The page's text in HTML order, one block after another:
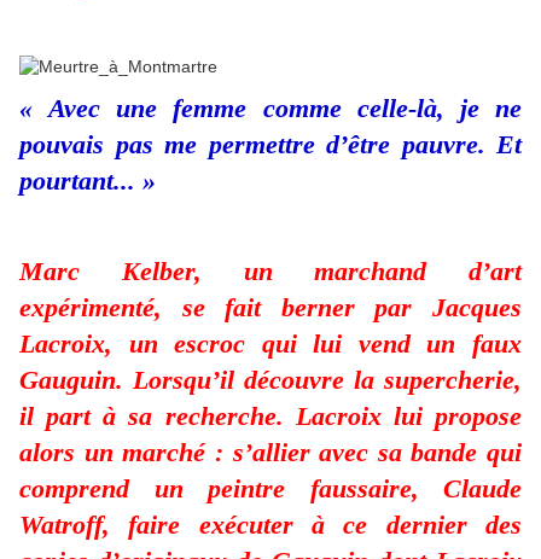
« Avec une femme comme celle-là, je ne
pouvais pas me permettre d’être pauvre. Et
pourtant... »
Marc Kelber, un marchand d’art
expérimenté, se fait berner par Jacques
Lacroix, un escroc qui lui vend un faux
Gauguin. Lorsqu’il découvre la supercherie,
il part à sa recherche. Lacroix lui propose
alors un marché : s’allier avec sa bande qui
comprend un peintre faussaire, Claude
Watroff, faire exécuter à ce dernier des